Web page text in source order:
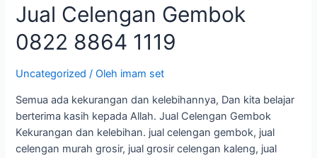
Jual Celengan Gembok
0822 8864 1119
Uncategorized / Oleh imam set
Semua ada kekurangan dan kelebihannya, Dan kita belajar
berterima kasih kepada Allah. Jual Celengan Gembok
Kekurangan dan kelebihan. jual celengan gembok, jual
celengan murah grosir, jual grosir celengan kaleng, jual
Jual
Celengan
Gembok
8864